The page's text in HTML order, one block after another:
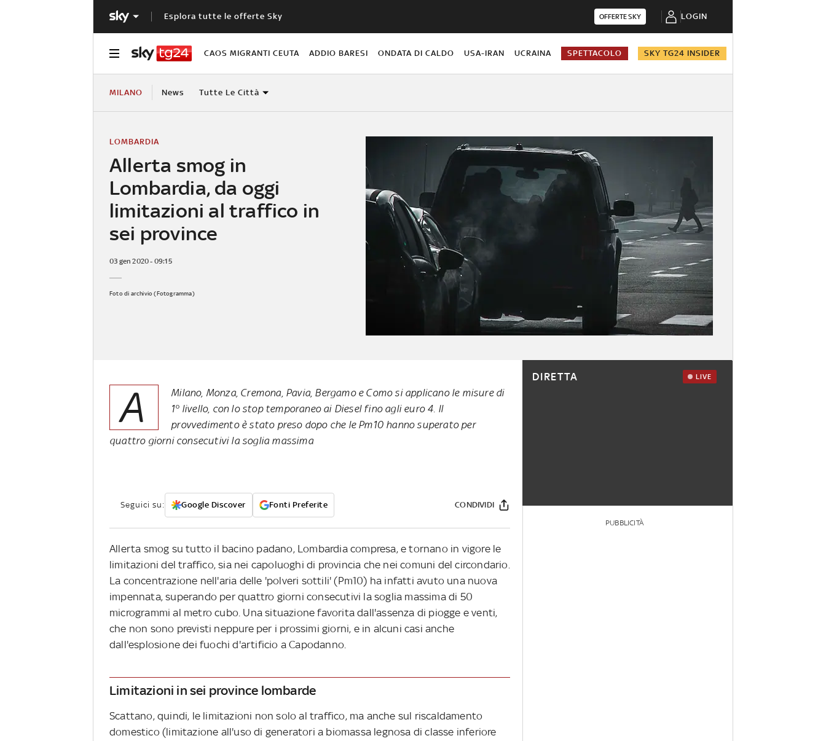
Esplora tutte le offerte Sky OFFERTE SKY LOGIN
CAOS MIGRANTI CEUTA ADDIO BARESI ONDATA DI CALDO USA-IRAN UCRAINA SPETTACOLO SKY TG24 INSIDER
MILANO News Tutte Le Città
Allerta smog in
Lombardia, da oggi
limitazioni al traffico in
sei province
LOMBARDIA
03 gen 2020 - 09:15
Foto di archivio (Fotogramma)
A
Milano, Monza, Cremona, Pavia, Bergamo e Como si applicano le misure di
1° livello, con lo stop temporaneo ai Diesel fino agli euro 4. Il
provvedimento è stato preso dopo che le Pm10 hanno superato per
quattro giorni consecutivi la soglia massima
Seguici su: Google Discover Fonti Preferite CONDIVIDI
Allerta smog su tutto il bacino padano, Lombardia compresa, e tornano in vigore le
limitazioni del traffico, sia nei capoluoghi di provincia che nei comuni del circondario.
La concentrazione nell'aria delle 'polveri sottili' (Pm10) ha infatti avuto una nuova
impennata, superando per quattro giorni consecutivi la soglia massima di 50
microgrammi al metro cubo. Una situazione favorita dall'assenza di piogge e venti,
che non sono previsti neppure per i prossimi giorni, e in alcuni casi anche
dall'esplosione dei fuochi d'artificio a Capodanno.
Limitazioni in sei province lombarde
Scattano, quindi, le limitazioni non solo al traffico, ma anche sul riscaldamento
domestico (limitazione all'uso di generatori a biomassa legnosa di classe inferiore
DIRETTA LIVE
PUBBLICITÀ